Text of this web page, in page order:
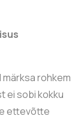
rohkem
ei sobi kokku
ettevõtte